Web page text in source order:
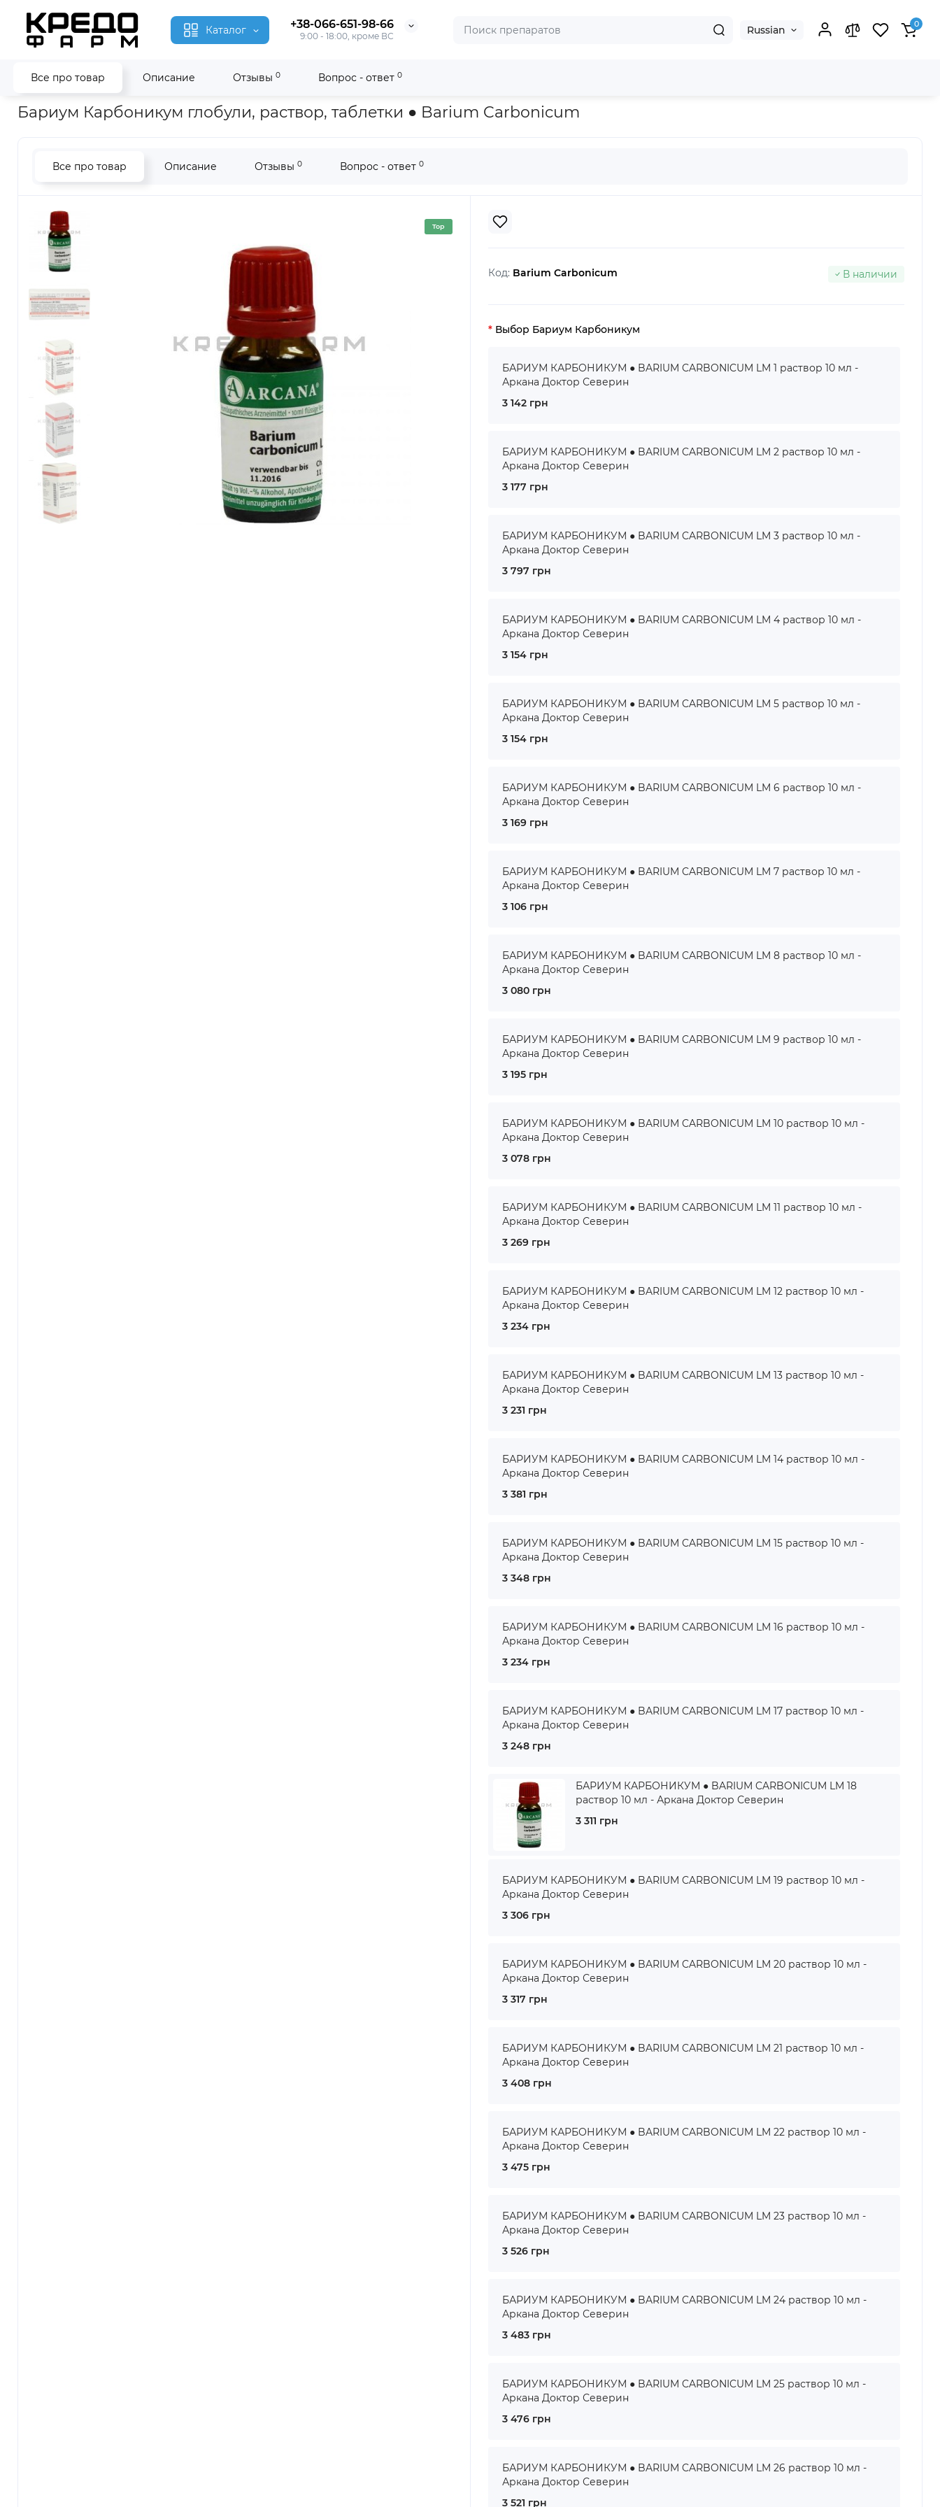
Каталог +38-066-651-98-66
9:00 - 18:00, кроме ВС Russian 0
Все про товар Описание Отзывы 0 Вопрос - ответ 0
Главная Гомеопатия Бариум Карбоникум ● Barium Carbonicum
Бариум Карбоникум глобули, раствор, таблетки ● Barium Carbonicum
Все про товар Описание Отзывы 0 Вопрос - ответ 0
Top
Код: Barium Carbonicum В наличии
Выбор Бариум Карбоникум
БАРИУМ КАРБОНИКУМ ● BARIUM CARBONICUM LM 1 раствор 10 мл -
Аркана Доктор Северин
3 142 грн
БАРИУМ КАРБОНИКУМ ● BARIUM CARBONICUM LM 2 раствор 10 мл -
Аркана Доктор Северин
3 177 грн
БАРИУМ КАРБОНИКУМ ● BARIUM CARBONICUM LM 3 раствор 10 мл -
Аркана Доктор Северин
3 797 грн
БАРИУМ КАРБОНИКУМ ● BARIUM CARBONICUM LM 4 раствор 10 мл -
Аркана Доктор Северин
3 154 грн
БАРИУМ КАРБОНИКУМ ● BARIUM CARBONICUM LM 5 раствор 10 мл -
Аркана Доктор Северин
3 154 грн
БАРИУМ КАРБОНИКУМ ● BARIUM CARBONICUM LM 6 раствор 10 мл -
Аркана Доктор Северин
3 169 грн
БАРИУМ КАРБОНИКУМ ● BARIUM CARBONICUM LM 7 раствор 10 мл -
Аркана Доктор Северин
3 106 грн
БАРИУМ КАРБОНИКУМ ● BARIUM CARBONICUM LM 8 раствор 10 мл -
Аркана Доктор Северин
3 080 грн
БАРИУМ КАРБОНИКУМ ● BARIUM CARBONICUM LM 9 раствор 10 мл -
Аркана Доктор Северин
3 195 грн
БАРИУМ КАРБОНИКУМ ● BARIUM CARBONICUM LM 10 раствор 10 мл -
Аркана Доктор Северин
3 078 грн
БАРИУМ КАРБОНИКУМ ● BARIUM CARBONICUM LM 11 раствор 10 мл -
Аркана Доктор Северин
3 269 грн
БАРИУМ КАРБОНИКУМ ● BARIUM CARBONICUM LM 12 раствор 10 мл -
Аркана Доктор Северин
3 234 грн
БАРИУМ КАРБОНИКУМ ● BARIUM CARBONICUM LM 13 раствор 10 мл -
Аркана Доктор Северин
3 231 грн
БАРИУМ КАРБОНИКУМ ● BARIUM CARBONICUM LM 14 раствор 10 мл -
Аркана Доктор Северин
3 381 грн
БАРИУМ КАРБОНИКУМ ● BARIUM CARBONICUM LM 15 раствор 10 мл -
Аркана Доктор Северин
3 348 грн
БАРИУМ КАРБОНИКУМ ● BARIUM CARBONICUM LM 16 раствор 10 мл -
Аркана Доктор Северин
3 234 грн
БАРИУМ КАРБОНИКУМ ● BARIUM CARBONICUM LM 17 раствор 10 мл -
Аркана Доктор Северин
3 248 грн
БАРИУМ КАРБОНИКУМ ● BARIUM CARBONICUM LM 18
раствор 10 мл - Аркана Доктор Северин
3 311 грн
БАРИУМ КАРБОНИКУМ ● BARIUM CARBONICUM LM 19 раствор 10 мл -
Аркана Доктор Северин
3 306 грн
БАРИУМ КАРБОНИКУМ ● BARIUM CARBONICUM LM 20 раствор 10 мл -
Аркана Доктор Северин
3 317 грн
БАРИУМ КАРБОНИКУМ ● BARIUM CARBONICUM LM 21 раствор 10 мл -
Аркана Доктор Северин
3 408 грн
БАРИУМ КАРБОНИКУМ ● BARIUM CARBONICUM LM 22 раствор 10 мл -
Аркана Доктор Северин
3 475 грн
БАРИУМ КАРБОНИКУМ ● BARIUM CARBONICUM LM 23 раствор 10 мл -
Аркана Доктор Северин
3 526 грн
БАРИУМ КАРБОНИКУМ ● BARIUM CARBONICUM LM 24 раствор 10 мл -
Аркана Доктор Северин
3 483 грн
БАРИУМ КАРБОНИКУМ ● BARIUM CARBONICUM LM 25 раствор 10 мл -
Аркана Доктор Северин
3 476 грн
БАРИУМ КАРБОНИКУМ ● BARIUM CARBONICUM LM 26 раствор 10 мл -
Аркана Доктор Северин
3 521 грн